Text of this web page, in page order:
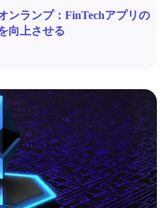
ンランプ：FinTechアプリの
向上させる